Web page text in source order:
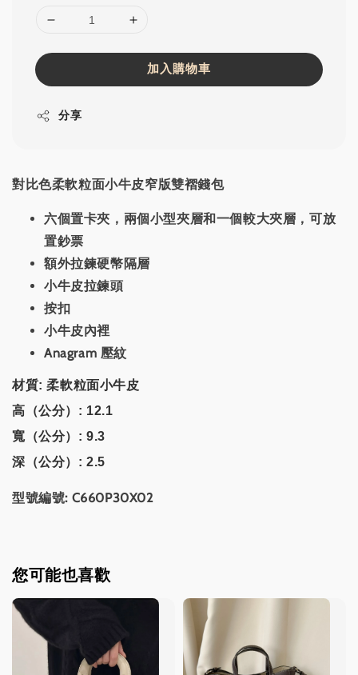
加入購物車
分享
對比色柔軟粒面小牛皮窄版雙褶錢包
六個置卡夾，兩個小型夾層和一個較大夾層，可放
置鈔票
額外拉鍊硬幣隔層
小牛皮拉鍊頭
按扣
小牛皮內裡
Anagram 壓紋
材質: 柔軟粒面小牛皮
高（公分）: 12.1
寬（公分）: 9.3
深（公分）: 2.5
型號編號: C660P30X02
您可能也喜歡